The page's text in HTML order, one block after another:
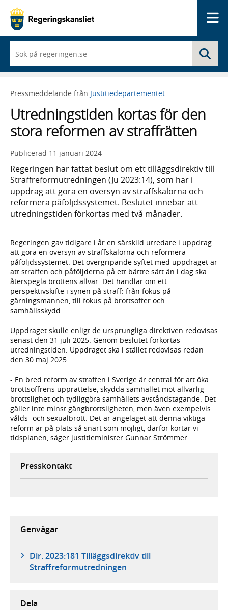
du
börjar
skriva
framträder
lista
med
sökförslag
Pressmeddelande från Justitiedepartementet
Utredningstiden kortas för den
stora reformen av straffrätten
Publicerad 11 januari 2024
Regeringen har fattat beslut om ett tilläggsdirektiv till
Straffreformutredningen (Ju 2023:14), som har i
uppdrag att göra en översyn av straffskalorna och
reformera påföljdssystemet. Beslutet innebär att
utredningstiden förkortas med två månader.
Regeringen gav tidigare i år en särskild utredare i uppdrag
att göra en översyn av straffskalorna och reformera
påföljdssystemet. Det övergripande syftet med uppdraget är
att straffen och påföljderna på ett bättre sätt än i dag ska
återspegla brottens allvar. Det handlar om ett
perspektivskifte i synen på straff: från fokus på
gärningsmannen, till fokus på brottsoffer och
samhällsskydd.
Uppdraget skulle enligt de ursprungliga direktiven redovisas
senast den 31 juli 2025. Genom beslutet förkortas
utredningstiden. Uppdraget ska i stället redovisas redan
den 30 maj 2025.
- En bred reform av straffen i Sverige är central för att öka
brottsoffrens upprättelse, skydda samhället mot allvarlig
brottslighet och tydliggöra samhällets avståndstagande. Det
gäller inte minst gängbrottsligheten, men även exempelvis
vålds- och sexualbrott. Det är angeläget att denna viktiga
reform är på plats så snart som möjligt, därför kortar vi
tidsplanen, säger justitieminister Gunnar Strömmer.
Presskontakt
Genvägar
Dir. 2023:181 Tilläggsdirektiv till
Straffreformutredningen
Dela